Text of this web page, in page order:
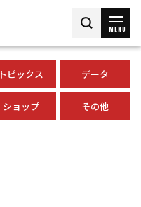
MENU
トピックス データ
ショップ その他